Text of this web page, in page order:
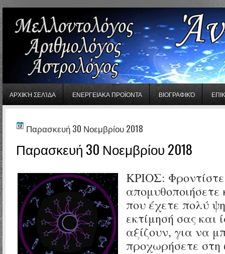
ΑΡΧΙΚΉ ΣΕΛΊΔΑ ΕΝΕΡΓΕΙΑΚΑ ΠΡΟΪΟΝΤΑ ΒΙΟΓΡΑΦΙΚΌ
Παρασκευή 30 Νοεμβρίου 2018
Παρασκευή 30 Νοεμβρίου 2018
ΚΡΙΟΣ:
που έχετε πολύ
εκτίμησή σας και
αξίζουν, για να
προχωρήσετε στη